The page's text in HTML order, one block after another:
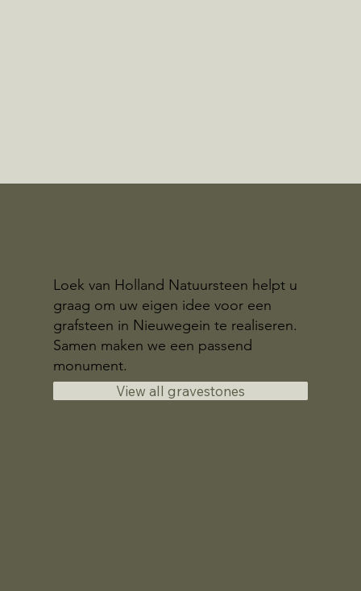
Loek van Holland Natuursteen helpt u
graag om uw eigen idee voor een
grafsteen in Nieuwegein te realiseren.
Samen maken we een passend
monument.
View all gravestones